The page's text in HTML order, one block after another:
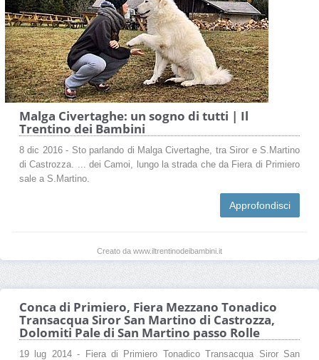
Malga Civertaghe: un sogno di tutti | Il
Trentino dei Bambini
8 dic 2016 - Sto parlando di Malga Civertaghe, tra Siror e S.Martino
di Castrozza. ... dei Camoi, lungo la strada che da Fiera di Primiero
sale a S.Martino.
Approfondisci
Creato da www.iltrentinodeibambini.it
Conca di Primiero, Fiera Mezzano Tonadico
Transacqua Siror San Martino di Castrozza,
Dolomiti Pale di San Martino passo Rolle
19 lug 2014 - Fiera di Primiero Tonadico Transacqua Siror San